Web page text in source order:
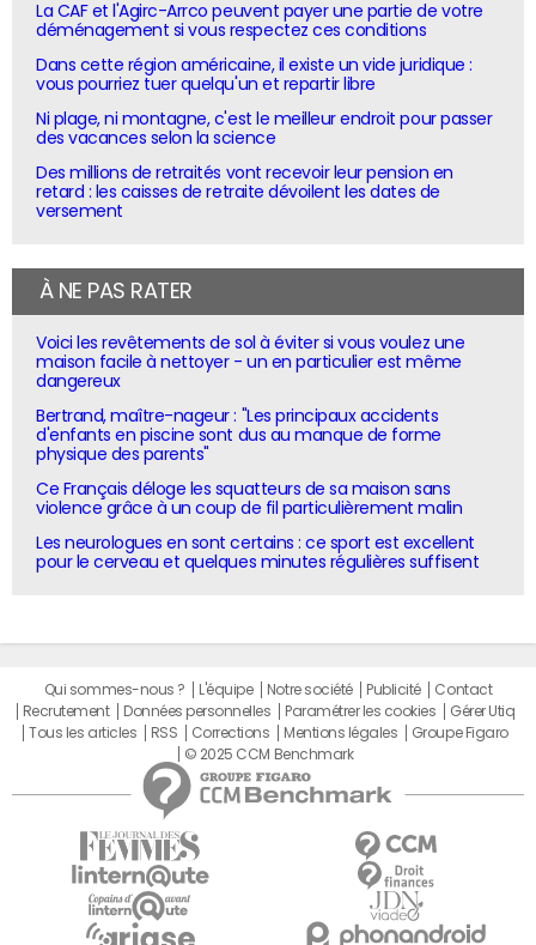
La CAF et l'Agirc-Arrco peuvent payer une partie de votre
déménagement si vous respectez ces conditions
Dans cette région américaine, il existe un vide juridique :
vous pourriez tuer quelqu'un et repartir libre
Ni plage, ni montagne, c'est le meilleur endroit pour passer
des vacances selon la science
Des millions de retraités vont recevoir leur pension en
retard : les caisses de retraite dévoilent les dates de
versement
À NE PAS RATER
Voici les revêtements de sol à éviter si vous voulez une
maison facile à nettoyer - un en particulier est même
dangereux
Bertrand, maître-nageur : "Les principaux accidents
d'enfants en piscine sont dus au manque de forme
physique des parents"
Ce Français déloge les squatteurs de sa maison sans
violence grâce à un coup de fil particulièrement malin
Les neurologues en sont certains : ce sport est excellent
pour le cerveau et quelques minutes régulières suffisent
Qui sommes-nous ? L'équipe Notre société Publicité
Contact
Recrutement
Données personnelles Paramétrer les cookies
Gérer Utiq
Tous les articles
RSS Corrections Mentions légales
Groupe Figaro
© 2025 CCM Benchmark